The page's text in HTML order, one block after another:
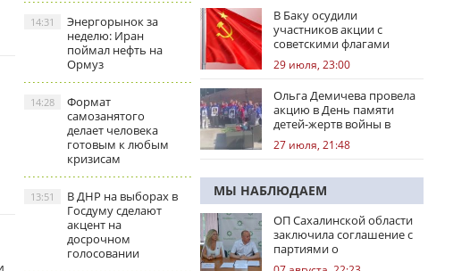
Энергорынок за
неделю: Иран
поймал нефть на
Ормуз
14:31
Формат
самозанятого
делает человека
готовым к любым
кризисам
14:28
В ДНР на выборах в
Госдуму сделают
акцент на
досрочном
голосовании
13:51
В Баку осудили
участников акции с
советскими флагами
29 июля, 23:00
Ольга Демичева провела
акцию в День памяти
детей-жертв войны в
Донбассе
27 июля, 21:48
МЫ НАБЛЮДАЕМ
ОП Сахалинской области
заключила соглашение с
партиями о
сотрудничестве на